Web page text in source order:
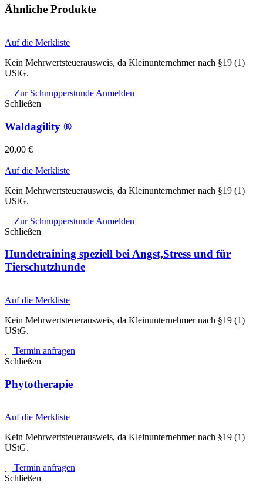
Ähnliche Produkte
Auf die Merkliste
Kein Mehrwertsteuerausweis, da Kleinunternehmer nach §19 (1)
UStG.
Zur Schnupperstunde Anmelden
Schließen
Waldagility ®
20,00 €
Auf die Merkliste
Kein Mehrwertsteuerausweis, da Kleinunternehmer nach §19 (1)
UStG.
Zur Schnupperstunde Anmelden
Schließen
Hundetraining speziell bei Angst,Stress und für
Tierschutzhunde
Auf die Merkliste
Kein Mehrwertsteuerausweis, da Kleinunternehmer nach §19 (1)
UStG.
Termin anfragen
Schließen
Phytotherapie
Auf die Merkliste
Kein Mehrwertsteuerausweis, da Kleinunternehmer nach §19 (1)
UStG.
Termin anfragen
Schließen